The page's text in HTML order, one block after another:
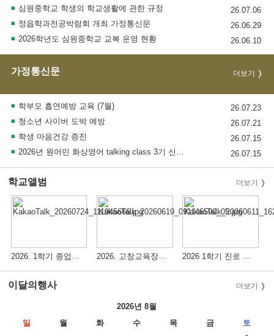
심원중학교 학생의 학교생활에 관한 규정
26.07.06
정읍학과전공박람회 개최 가정통신문
26.06.29
2026학년도 심원중학교 교복 운영 현황
26.06.10
가정통신문 더보기
학부모 흡연예방 교육 (7월)
26.07.23
청소년 사이버 도박 예방
26.07.21
학생 마음건강 증진
26.07.15
2026년 원어민 화상영어 talking class 3기 신청 모집 안내
26.07.15
학교앨범 더보기
2026. 1학기 종업식(2026.7.24) 2026. 고창교육장배 학교스포츠클럽 대회(리그전) 2026 1학기 진로 체험 프로그램(항공공학)(26.6.10.)
이달의행사 더보기
2026년 8월
일
월 화 수 목 금
토